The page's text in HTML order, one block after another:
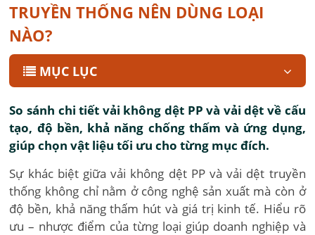
TRUYỀN THỐNG NÊN DÙNG LOẠI
NÀO?
MỤC LỤC
So sánh chi tiết vải không dệt PP và vải dệt về cấu
tạo, độ bền, khả năng chống thấm và ứng dụng,
giúp chọn vật liệu tối ưu cho từng mục đích.
Sự khác biệt giữa vải không dệt PP và vải dệt truyền
thống không chỉ nằm ở công nghệ sản xuất mà còn ở
độ bền, khả năng thấm hút và giá trị kinh tế. Hiểu rõ
ưu – nhược điểm của từng loại giúp doanh nghiệp và